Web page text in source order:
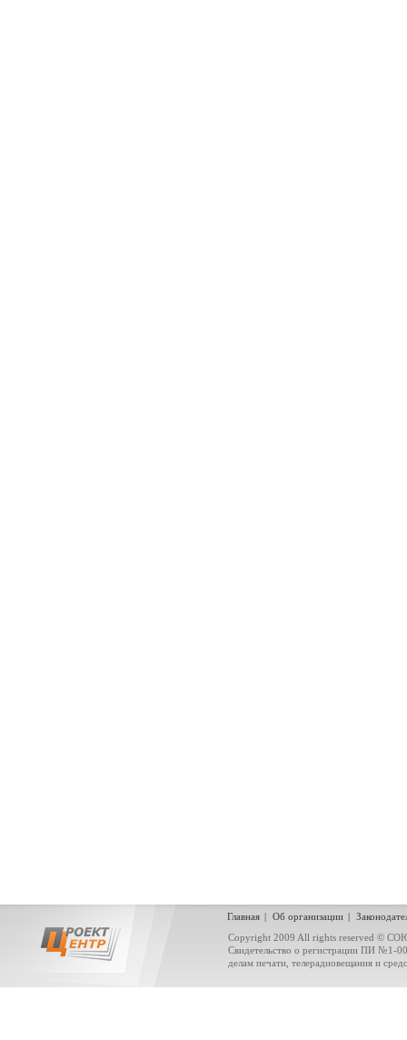
Главная | Об организации |
Copyright 2009 All rights reserved ©
Свидетельство о регистрации ПИ
делам печати, телерадиовещания и